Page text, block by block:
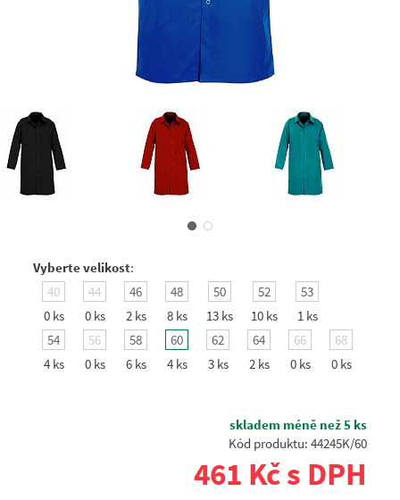
Vyberte velikost:
40
0 ks
44
0 ks
46
2 ks
48
8 ks
50
13 ks
52
10 ks
53
1 ks
54
4 ks
56
0 ks
58
6 ks
60
4 ks
62
3 ks
64
2 ks
66
0 ks
68
0 ks
skladem méně než 5 ks
Kód produktu: 44245K/60
461 Kč s DPH